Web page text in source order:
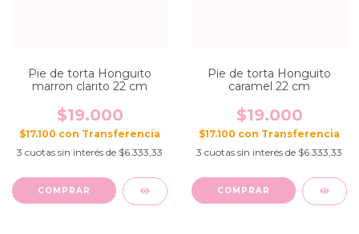
Pie de torta Honguito
marron clarito 22 cm
$19.000
$17.100 con
3 cuotas sin interés de $6.333,33
Pie de torta Honguito
caramel 22 cm
$19.000
$17.100 con
3 cuotas sin interés de $6.333,33